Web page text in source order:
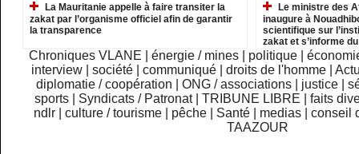
La Mauritanie appelle à faire transiter la
zakat par l’organisme officiel afin de garantir
la transparence
Le ministre des
inaugure à
scientifique sur
zakat et s’informe
institutions relevant
Chroniques VLANE énergie / mines politique
interview
|société |communiqué |droits de l'homme |
diplomatie / coopération
ONG / associations justice
sports
Syndicats / Patronat TRIBUNE LIBRE
faits
ndlr
|culture / tourisme pêche Santé medias |conseil
TAAZOUR